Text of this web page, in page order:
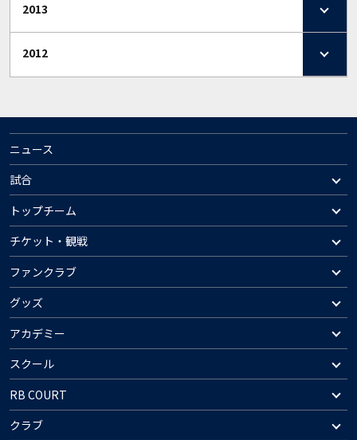
2013
2012
ニュース
試合
トップチーム
チケット・観戦
ファンクラブ
グッズ
アカデミー
スクール
RB COURT
クラブ